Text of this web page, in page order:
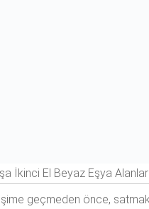
İkinci El Beyaz Eşya Alanlar
geçmeden önce,